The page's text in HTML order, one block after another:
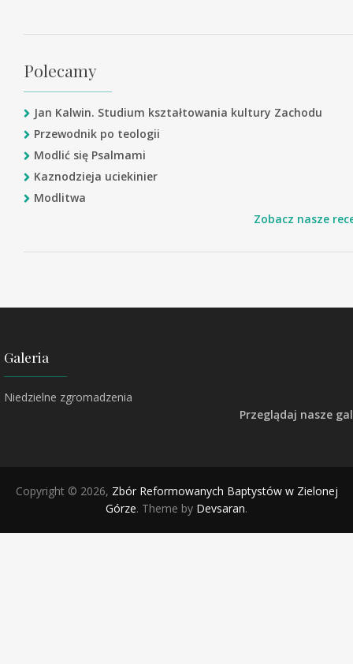
Polecamy
Jan Kalwin. Studium kształtowania kultury Zachodu
Przewodnik po teologii
Modlić się Psalmami
Kaznodzieja uciekinier
Modlitwa
Zobacz nasze
Galeria
Niedzielne zgromadzenia
Przeglądaj nasze
Copyright © 2026, Zbór Reformowanych Baptystów w Zielonej
Górze. Theme by Devsaran.